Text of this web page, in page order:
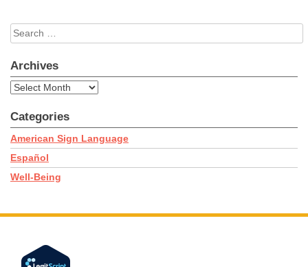
Search
for:
Archives
Archives
Categories
American Sign Language
Español
Well-Being